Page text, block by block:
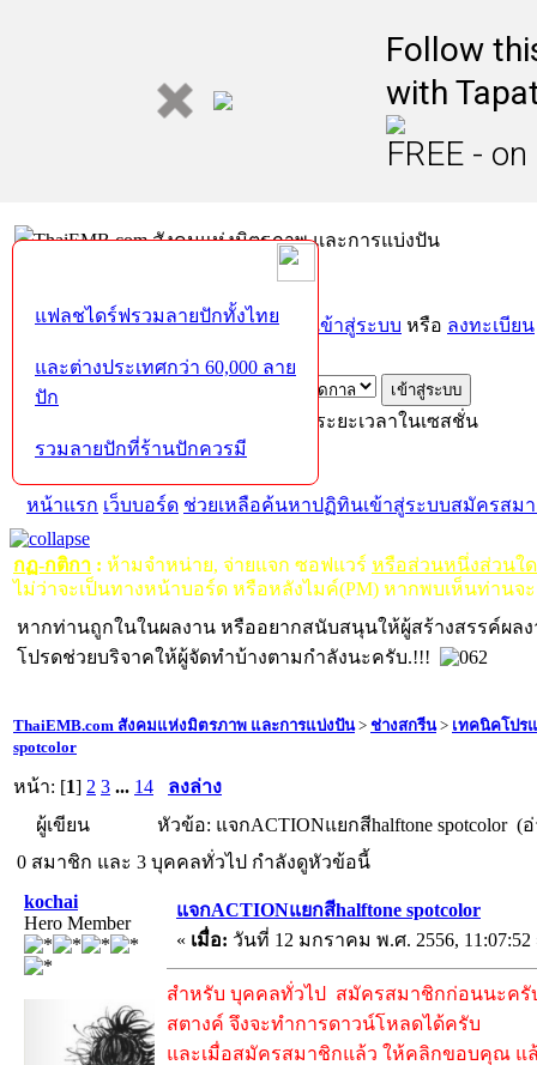
Follow
with
FREE -
ยินดีต้อนรับคุณ,บุคคลทั่วไปกรุณา เข้าสู่ระบบ หรือ ลงทะเบียน
ส่งอีเมล์ยืนยันการใช้งาน?
เข้าสู่ระบบด้วยชื่อผู้ใช้ รหัสผ่าน และระยะเวลาในเซสชั่น
หน้าแรก เว็บบอร์ด ช่วยเหลือค้นหาปฏิทินเข้าสู่ระบบสมัครสม
กฏ-กติกา : ห้ามจำหน่าย, จ่ายแจก ซอฟแวร์ หรือส่วนหนึ่งส่วนใ
ไม่ว่าจะเป็นทางหน้าบอร์ด หรือหลังไมค์(PM) หากพบเห็นท่านจ
หากท่านถูกในในผลงาน หรืออยากสนับสนุนให้ผู้สร้างสรรค์ผล
โปรดช่วยบริจาคให้ผู้จัดทำบ้างตามกำลังนะครับ.!!!
ThaiEMB.com สังคมแห่งมิตรภาพ และการแบ่งปัน> ช่างสกรีน> เทคนิคโปร
spotcolor
หน้า: [1] 2 3 ... 14
ลงล่าง
ผู้เขียน
หัวข้อ: แจกACTIONแยกสีhalftone spotcolor (
0 สมาชิก และ 3 บุคคลทั่วไป กำลังดูหัวข้อนี้
kochai
Hero Member
แจกACTIONแยกสีhalftone spotcolor
« เมื่อ: วันที่ 12 มกราคม พ.ศ. 2556, 11:07:52
สำหรับ บุคคลทั่วไป สมัครสมาชิกก่อนนะครั
สตางค์ จึงจะทำการดาวน์โหลดได้ครับ
และเมื่อสมัครสมาชิกแล้ว ให้คลิกขอบคุณ แ
แฟลชไดร์ฟรวมลายปักทั้งไทย
และต่างประเทศกว่า 60,000 ลาย
ปัก
รวมลายปักที่ร้านปักควรมี